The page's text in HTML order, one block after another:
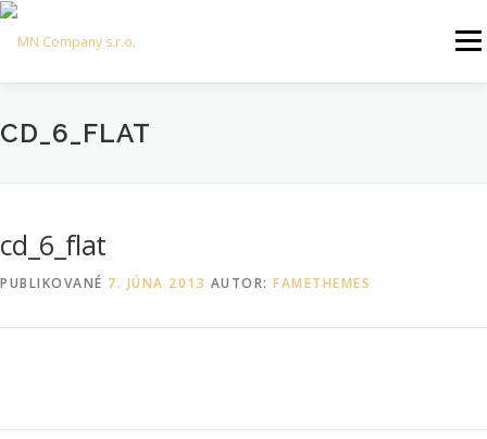
Prejsť
obsah
Menu
TRVALÝ POBYT
AUTOPOŽIČOVŇA KOŠICE
CD_6_FLAT
cd_6_flat
PUBLIKOVANÉ 7. JÚNA 2013 AUTOR: FAMETHEMES